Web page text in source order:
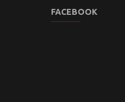
FACEBOOK